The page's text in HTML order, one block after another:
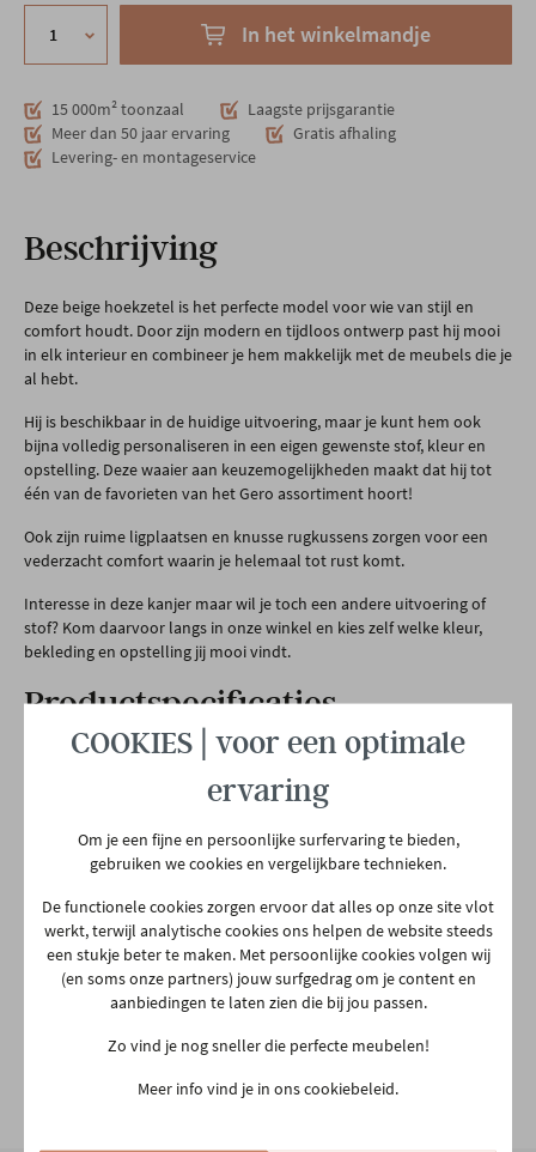
In het winkelmandje
15 000m² toonzaal
Laagste prijsgarantie
Meer dan 50 jaar ervaring
Gratis afhaling
Levering- en montageservice
Beschrijving
Deze beige hoekzetel is het perfecte model voor wie van stijl en
comfort houdt. Door zijn modern en tijdloos ontwerp past hij mooi
in elk interieur en combineer je hem makkelijk met de meubels die je
al hebt.
Hij is beschikbaar in de huidige uitvoering, maar je kunt hem ook
bijna volledig personaliseren in een eigen gewenste stof, kleur en
opstelling. Deze waaier aan keuzemogelijkheden maakt dat hij tot
één van de favorieten van het Gero assortiment hoort!
Ook zijn ruime ligplaatsen en knusse rugkussens zorgen voor een
vederzacht comfort waarin je helemaal tot rust komt.
Interesse in deze kanjer maar wil je toch een andere uitvoering of
stof? Kom daarvoor langs in onze winkel en kies zelf welke kleur,
bekleding en opstelling jij mooi vindt.
Productspecificaties
Bekijk alle specificiaties
B 386 x H 74 x D 244 CM
Garantietermijn 2 jaar
Hoogte poot 10 cm
Europees
Relaxfunctie Geen
COOKIES | voor een optimale
ervaring
Om je een fijne en persoonlijke surfervaring te bieden,
gebruiken we cookies en vergelijkbare technieken.
De functionele cookies zorgen ervoor dat alles op onze site vlot
werkt, terwijl analytische cookies ons helpen de website steeds
een stukje beter te maken. Met persoonlijke cookies volgen wij
(en soms onze partners) jouw surfgedrag om je content en
aanbiedingen te laten zien die bij jou passen.
Zo vind je nog sneller die perfecte meubelen!
Meer info vind je in ons cookiebeleid.